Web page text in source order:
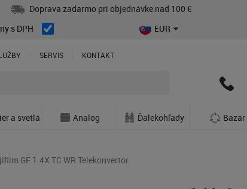
Doprava zadarmo pri objednávke nad 100 €
s DPH
EUR
SERVIS KONTAKT
a svetlá Analóg Ďalekohľady Bazár
GF 1.4X TC WR Telekonvertor